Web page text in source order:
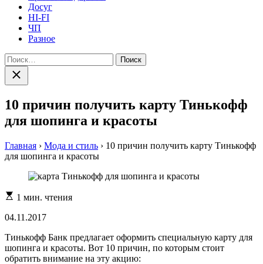
Досуг
HI-FI
ЧП
Разное
Найти:
Закрыть
поиск
10 причин получить карту Тинькофф
для шопинга и красоты
Главная › Мода и стиль › 10 причин получить карту Тинькофф
для шопинга и красоты
Расчетное
чтения
1 мин. чтения
04.11.2017
Тинькофф Банк предлагает оформить специальную карту для
шопинга и красоты. Вот 10 причин, по которым стоит
обратить внимание на эту акцию: